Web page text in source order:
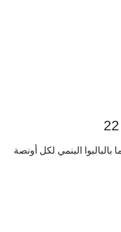
في بنما بالبالبوا البنمي لكل أونصة